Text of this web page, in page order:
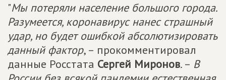
"Мы потеряли население большого города.
Разумеется, коронавирус нанес страшный
удар, но будет ошибкой абсолютизировать
данный фактор, – прокомментировал
данные Росстата Сергей Миронов. – В